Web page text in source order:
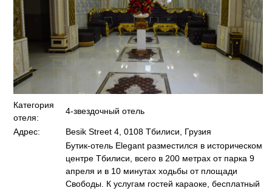
Категория
отеля:
4-звездочный отель
Адрес: Besik Street 4, 0108 Тбилиси, Грузия
Бутик-отель Elegant разместился в историческом
центре Тбилиси, всего в 200 метрах от парка 9
апреля и в 10 минутах ходьбы от площади
Свободы. К услугам гостей караоке, бесплатный